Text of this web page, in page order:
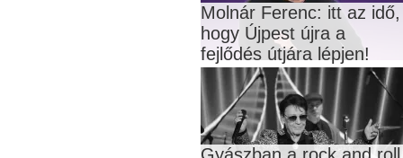
Molnár Ferenc: itt az idő,
hogy Újpest újra a
fejlődés útjára lépjen!